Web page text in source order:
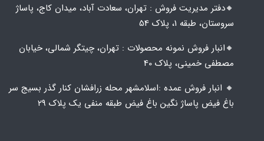
🔸️​​دفتر مدیریت فروش : تهران، سعادت آباد، میدان کاج، پاساژ
سروستان، طبقه 1، پلاک 54
🔸️​​انبار فروش نمونه محصولات : تهران، چیتگر شمالی، خیابان
مصطفی خمینی، پلاک 40
🔸️ انبار فروش عمده :اسلامشهر محله زرافشان کنار گذر بسیج سر
باغ فیض پاساژ نگین باغ فیض طبقه منفی یک پلاک ۲۹